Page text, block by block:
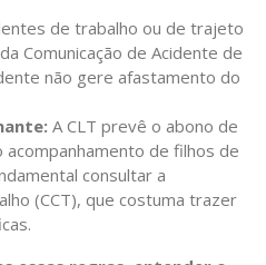
de trabalho ou de trajeto
Comunicação de Acidente de
não gere afastamento do
A CLT prevê o abono de
acompanhamento de filhos de
consultar a
(CCT), que costuma trazer